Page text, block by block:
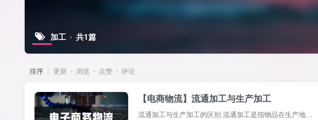
加工 共1篇
排序 更新 浏览 点赞 评论
【电商物流】流通加工与生产加工
流通加工与生产加工的区别 流通加工是指物品在生产地到使用地的过程中，根据需要施加包装、切割、计量、分拣、刷标志、拴标签、组装等简单作业的总称。那么流通加工和生产加工的区别有哪些？ 1...